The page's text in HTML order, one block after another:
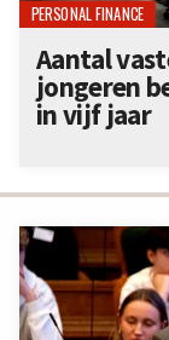
PERSONAL FINANCE
Aantal
jongeren
in vijf jaar